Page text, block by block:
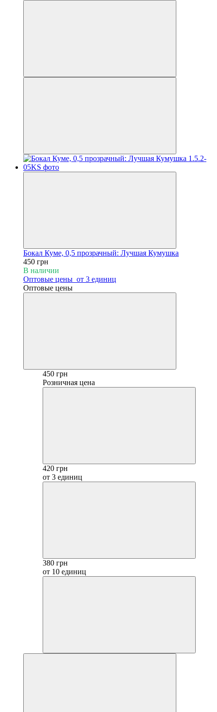
Бокал Куме, 0,5 прозрачный: Лучшая Кумушка
450 грн
В наличии
Оптовые цены от 3 единиц
Оптовые цены
450 грн
Розничная цена
420 грн
от 3 единиц
380 грн
от 10 единиц